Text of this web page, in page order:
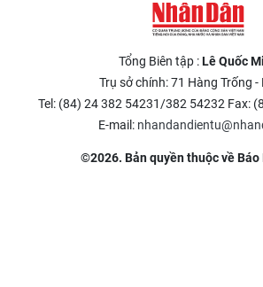
Tổng Biên tập :Lê Quốc
Trụ sở chính: 71 Hàng Trống -
Tel: (84) 24 382 54231/382 54232 Fax:
E-mail:
©2026. Bản quyền thuộc về Báo